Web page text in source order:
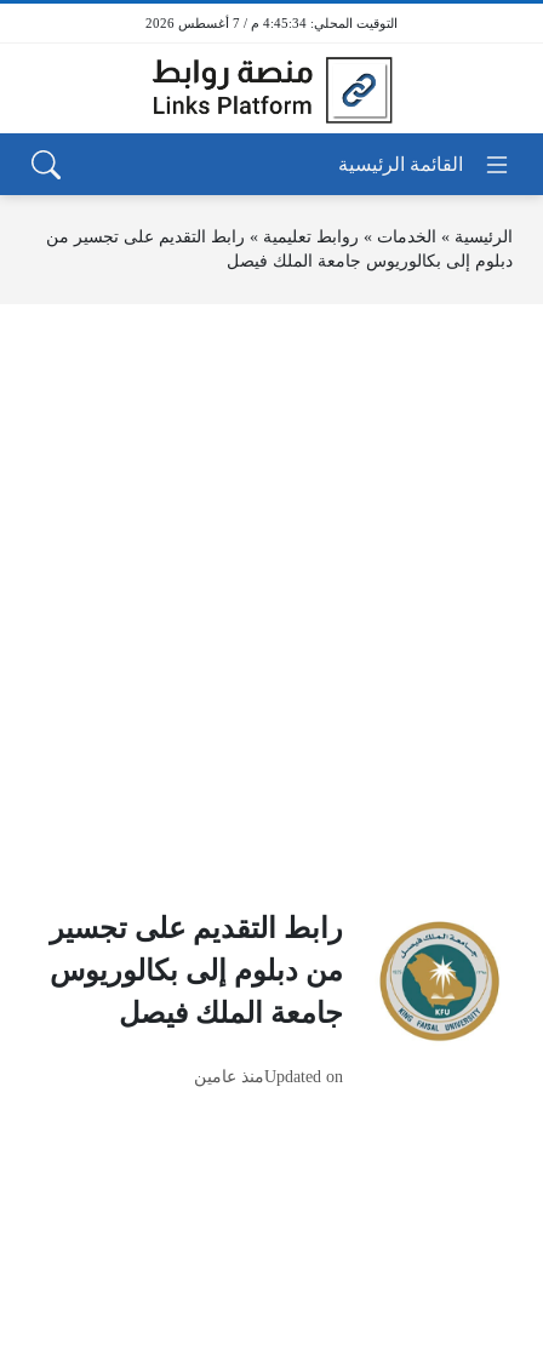
4:45:34 م / 7 أغسطس 2026
الرئيسية » الخدمات » روابط تعليمية » رابط التقديم على تجسير من
دبلوم إلى بكالوريوس جامعة الملك فيصل
رابط التقديم على تجسير
من دبلوم إلى بكالوريوس
جامعة الملك فيصل
Updated onمنذ عامين